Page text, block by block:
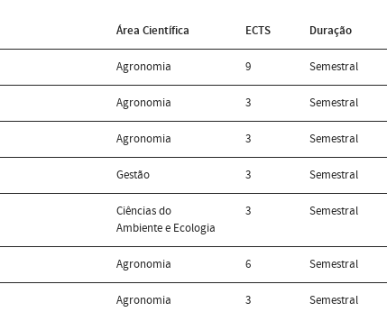
Área Científica ECTS Duração
Agronomia 9 Semestral
Agronomia 3 Semestral
Agronomia 3 Semestral
Gestão 3 Semestral
Ciências do
Ambiente e Ecologia
3 Semestral
Agronomia 6 Semestral
Agronomia 3 Semestral